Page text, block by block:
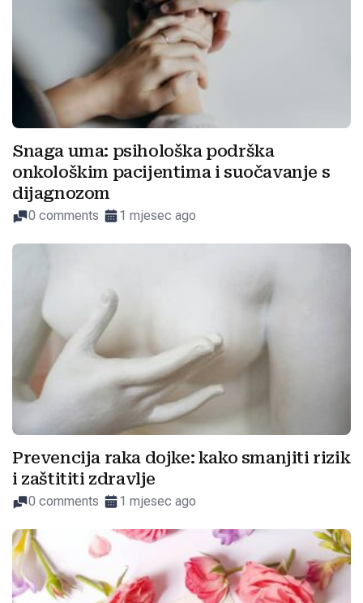
Snaga uma: psihološka podrška
onkološkim pacijentima i suočavanje s
dijagnozom
0 comments 1 mjesec ago
Prevencija raka dojke: kako smanjiti rizik
i zaštititi zdravlje
0 comments 1 mjesec ago